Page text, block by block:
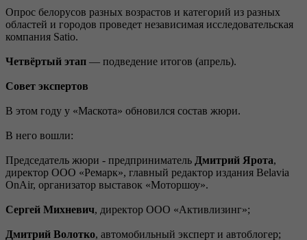
Опрос белорусов разных возрастов и категорий из разных
областей и городов проведет независимая исследовательская
компания Satio.
Четвёртый этап — подведение итогов (апрель).
Совет экспертов
В этом году у «Маскота» обновился состав жюри.
В него вошли:
Председатель жюри - предприниматель Дмитрий Ярота,
директор ООО «Ремарк», главный редактор издания Belavia
OnAir, организатор выставок «Моторшоу».
Сергей Михневич, директор ООО «Активлизинг»;
Дмитрий Волотко, автомобильный эксперт и автоблогер;